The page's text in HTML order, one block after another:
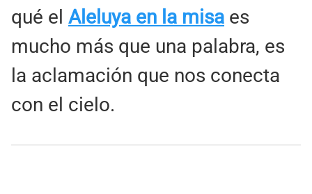
qué el Aleluya en la misa es
mucho más que una palabra, es
la aclamación que nos conecta
con el cielo.